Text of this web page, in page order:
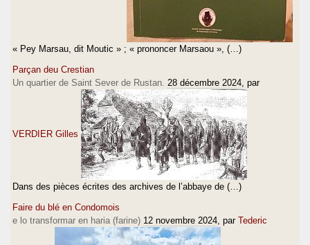
« Pey Marsau, dit Moutic » ; « prononcer Marsaou », (…)
Parçan deu Crestian
Un quartier de Saint Sever de Rustan. 28 décembre 2024 , par
VERDIER Gilles
Dans des pièces écrites des archives de l’abbaye de (…)
Faire du blé en Condomois
e lo transformar en haria (farine) 12 novembre 2024 , par Tederic